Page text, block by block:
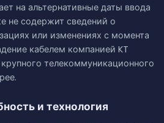
на альтернативные даты ввода
не содержит сведений о
или изменениях с момента
кабелем компанией KT
телекоммуникационного
и технология